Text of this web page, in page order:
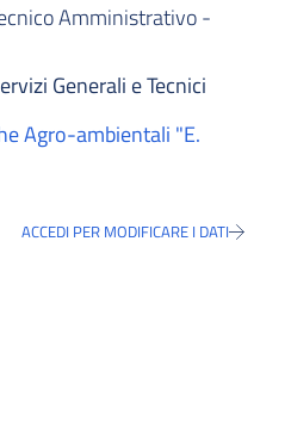
Amministrativo -
Generali e Tecnici
Agro-ambientali "E.
ACCEDI PER MODIFICARE I DATI